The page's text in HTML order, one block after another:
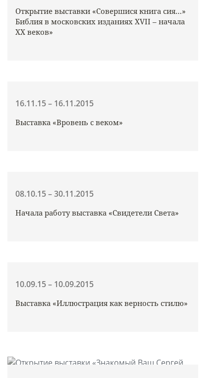
Открытие выставки «Совершися книга сия…»
Библия в московских изданиях XVII – начала
XX веков»
16.11.15 – 16.11.2015
Выставка «Вровень с веком»
08.10.15 – 30.11.2015
Начала работу выставка «Свидетели Света»
10.09.15 – 10.09.2015
Выставка «Иллюстрация как верность стилю»